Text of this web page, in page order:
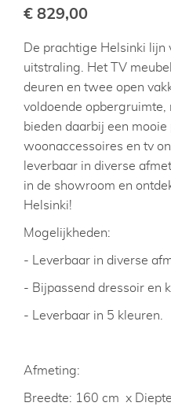
€ 829,00
De prachtige Helsinki lijn
uitstraling. Het TV
deuren en twee open
voldoende opbergruimte,
bieden daarbij een
woonaccessoires en tv
leverbaar in diverse
in de showroom en
Helsinki!
Mogelijkheden:
- Leverbaar in diverse
- Bijpassend dressoir en
- Leverbaar in 5 kleuren.
Afmeting:
Breedte: 160 cm x